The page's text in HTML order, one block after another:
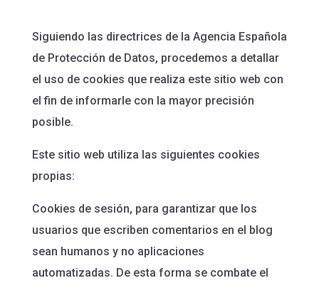
Siguiendo las directrices de la Agencia Española
de Protección de Datos, procedemos a detallar
el uso de cookies que realiza este sitio web con
el fin de informarle con la mayor precisión
posible.
Este sitio web utiliza las siguientes cookies
propias:
Cookies de sesión, para garantizar que los
usuarios que escriben comentarios en el blog
sean humanos y no aplicaciones
automatizadas. De esta forma se combate el